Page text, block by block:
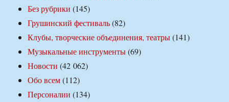
Без рубрики (145)
Грушинский фестиваль(82)
Клубы, творческие объединения, театры(141)
Музыкальные инструменты(69)
Новости (42 062)
Обо всем(112)
Персоналии (134)